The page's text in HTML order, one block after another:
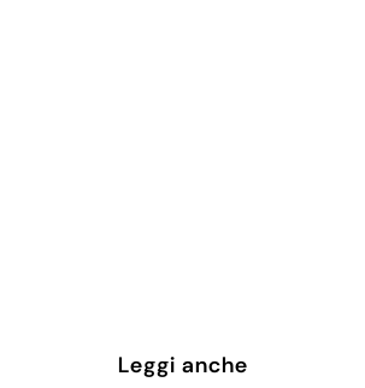
Leggi anche